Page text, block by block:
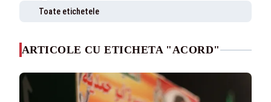
Toate etichetele
ARTICOLE CU ETICHETA "ACORD"